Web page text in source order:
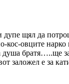
дупе щял да
кос-овците нарко
душа братя…..ще
заложел е за